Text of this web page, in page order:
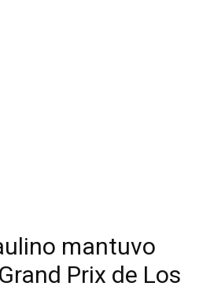
mantuvo
Prix de Los